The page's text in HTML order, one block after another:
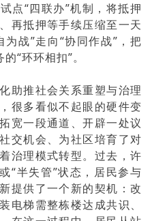
点“四联办”机制，将抵押
再抵押等手续压缩至一天
战”走向“协同作战”，把
“环环相扣”。
助推社会关系重塑与治理
很多看似不起眼的硬件变
宽一段通道、开辟一处议
交机会、为社区培育了对
治理模式转型。过去，许
“半失管”状态，居民参与
提供了一个新的契机：改
电梯需整栋楼达成共识、